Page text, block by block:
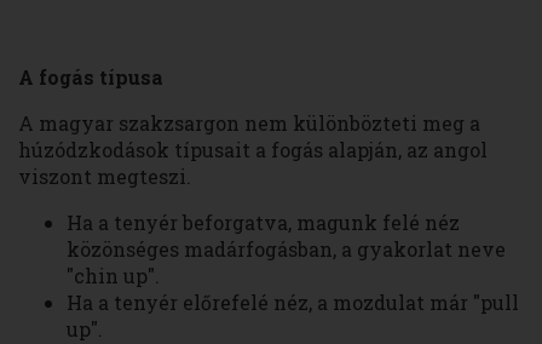
A fogás típusa
A magyar szakzsargon nem különbözteti meg a
húzódzkodások típusait a fogás alapján, az angol
viszont megteszi.
Ha a tenyér beforgatva, magunk felé néz
közönséges madárfogásban, a gyakorlat neve
"chin up".
Ha a tenyér előrefelé néz, a mozdulat már "pull
up".